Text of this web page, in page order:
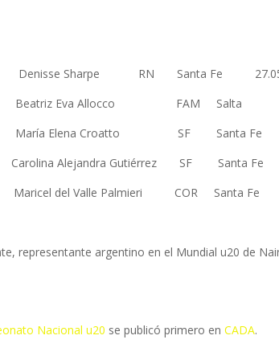
Denisse Sharpe RN Santa Fe
Eva Allocco FAM Salta
Elena Croatto SF Santa Fe
Alejandra Gutiérrez SF Santa Fe
del Valle Palmieri COR Santa Fe
representante argentino en el Mundial u20 de
Nacional u20 se publicó primero enCADA.